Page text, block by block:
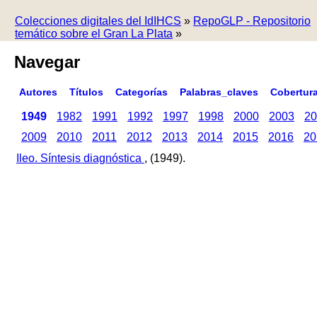
Colecciones digitales del IdIHCS » RepoGLP - Repositorio
temático sobre el Gran La Plata »
Navegar
Autores Títulos Categorías Palabras_claves
1949 1982 1991 1992 1997 1998 2000 2003
2009
2010 2011 2012 2013 2014 2015 2016
Ileo. Síntesis diagnóstica , (1949).